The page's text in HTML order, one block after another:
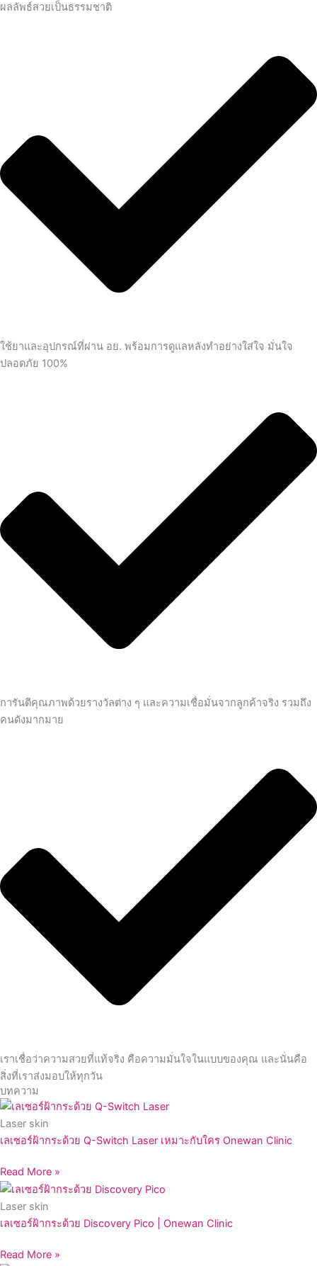
ผลลัพธ์สวยเป็นธรรมชาติ
ใช้ยาและอุปกรณ์ที่ผ่าน อย. พร้อมการดูแลหลังทำอย่างใส่ใจ มั่นใจ
ปลอดภัย 100%
การันตีคุณภาพด้วยรางวัลต่าง ๆ และความเชื่อมั่นจากลูกค้าจริง รวมถึง
คนดังมากมาย
เราเชื่อว่าความสวยที่แท้จริง คือความมั่นใจในแบบของคุณ และนั่นคือ
สิ่งที่เราส่งมอบให้ทุกวัน
บทความ
Laser skin
เลเซอร์ฝ้ากระด้วย Q-Switch Laser เหมาะกับใคร Onewan Clinic
Read More »
Laser skin
เลเซอร์ฝ้ากระด้วย Discovery Pico | Onewan Clinic
Read More »